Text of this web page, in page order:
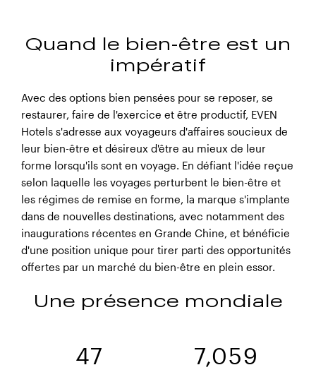
Quand le bien-être est un
impératif
Avec des options bien pensées pour se reposer, se
restaurer, faire de l'exercice et être productif, EVEN
Hotels s'adresse aux voyageurs d'affaires soucieux de
leur bien-être et désireux d'être au mieux de leur
forme lorsqu'ils sont en voyage. En défiant l'idée reçue
selon laquelle les voyages perturbent le bien-être et
les régimes de remise en forme, la marque s'implante
dans de nouvelles destinations, avec notamment des
inaugurations récentes en Grande Chine, et bénéficie
d'une position unique pour tirer parti des opportunités
offertes par un marché du bien-être en plein essor.
Une présence mondiale
47 7,059